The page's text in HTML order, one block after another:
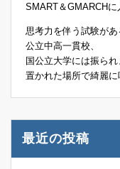
SMART＆GMARCHに
思考力を伴う試験があ
公立中高一貫校、
国公立大学には振られ
置かれた場所で綺麗に
最近の投稿